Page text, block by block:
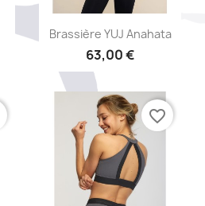
Aperçu rapide
Brassière YUJ Anahata
63,00 €
favorite_border